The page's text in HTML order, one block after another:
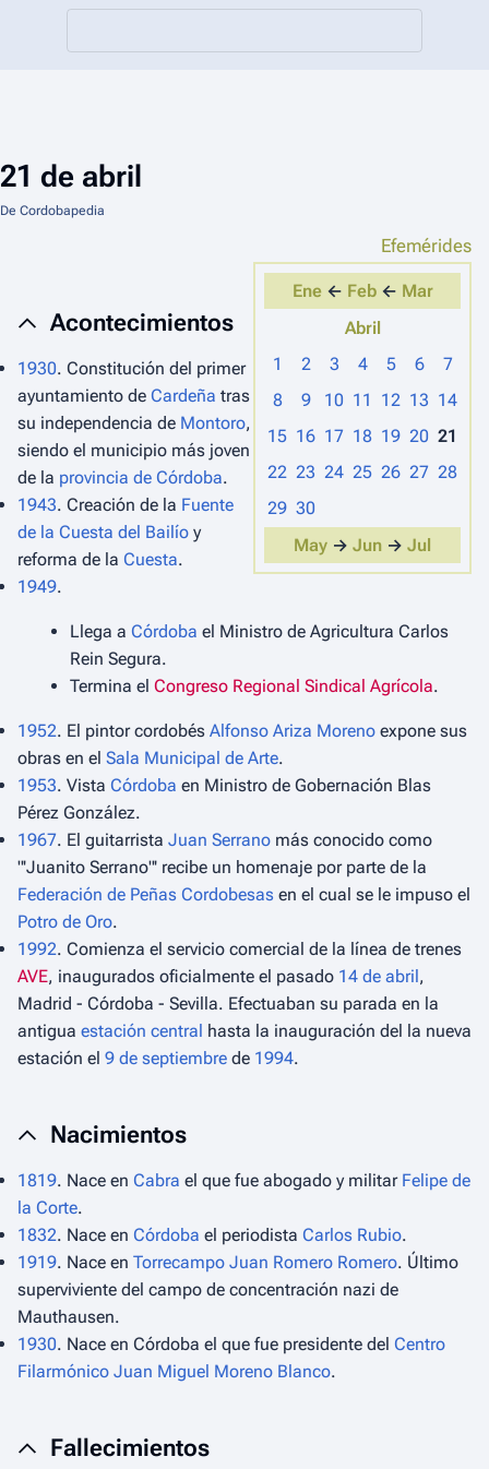
21 de abril
De Cordobapedia
Efemérides
Ene← Feb← Mar
Abril
1
2 3 4 5 6
7
8
9 10 11 12 13 14
15 16 17 18 19 20 21
22 23 24 25 26 27 28
29 30
May → Jun → Jul
Acontecimientos
1930. Constitución del primer
ayuntamiento de Cardeña tras
su independencia de Montoro,
siendo el municipio más joven
de la provincia de Córdoba.
1943. Creación de la Fuente
de la Cuesta del Bailío y
reforma de la Cuesta.
1949.
Llega a Córdoba el Ministro de Agricultura Carlos
Rein Segura.
Termina el Congreso Regional Sindical Agrícola.
1952. El pintor cordobés Alfonso Ariza Moreno expone sus
obras en el Sala Municipal de Arte.
1953. Vista Córdoba en Ministro de Gobernación Blas
Pérez González.
1967. El guitarrista Juan Serrano más conocido como
"'Juanito Serrano"' recibe un homenaje por parte de la
Federación de Peñas Cordobesas en el cual se le impuso el
Potro de Oro.
1992. Comienza el servicio comercial de la línea de trenes
AVE, inaugurados oficialmente el pasado 14 de abril,
Madrid - Córdoba - Sevilla. Efectuaban su parada en la
antigua estación central hasta la inauguración del la nueva
estación el 9 de septiembre de 1994.
Nacimientos
1819. Nace en Cabra el que fue abogado y militar Felipe de
la Corte.
1832. Nace en Córdoba el periodista Carlos Rubio.
1919. Nace en Torrecampo Juan Romero Romero. Último
superviviente del campo de concentración nazi de
Mauthausen.
1930. Nace en Córdoba el que fue presidente del Centro
Filarmónico Juan Miguel Moreno Blanco.
Fallecimientos